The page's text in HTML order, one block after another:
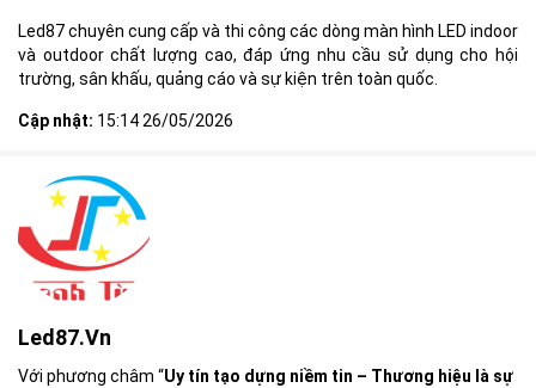
Led87 chuyên cung cấp và thi công các dòng màn hình LED indoor
và outdoor chất lượng cao, đáp ứng nhu cầu sử dụng cho hội
trường, sân khấu, quảng cáo và sự kiện trên toàn quốc.
Cập nhật: 15:14 26/05/2026
Led87.vn
Với phương châm “Uy tín tạo dựng niềm tin – Thương hiệu là sự